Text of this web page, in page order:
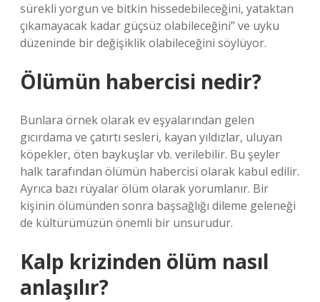
sürekli yorgun ve bitkin hissedebileceğini, yataktan
çıkamayacak kadar güçsüz olabileceğini” ve uyku
düzeninde bir değişiklik olabileceğini söylüyor.
Ölümün habercisi nedir?
Bunlara örnek olarak ev eşyalarından gelen
gıcırdama ve çatırtı sesleri, kayan yıldızlar, uluyan
köpekler, öten baykuşlar vb. verilebilir. Bu şeyler
halk tarafından ölümün habercisi olarak kabul edilir.
Ayrıca bazı rüyalar ölüm olarak yorumlanır. Bir
kişinin ölümünden sonra başsağlığı dileme geleneği
de kültürümüzün önemli bir unsurudur.
Kalp krizinden ölüm nasıl
anlaşılır?